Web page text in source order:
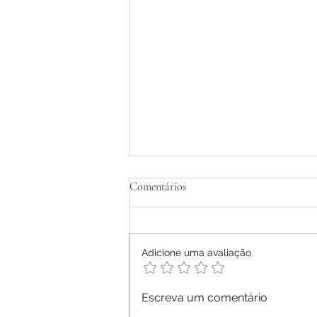
Tratamento Homeopático de
Relato de Caso
Comentários
Adicione uma avaliação
Escreva um comentário